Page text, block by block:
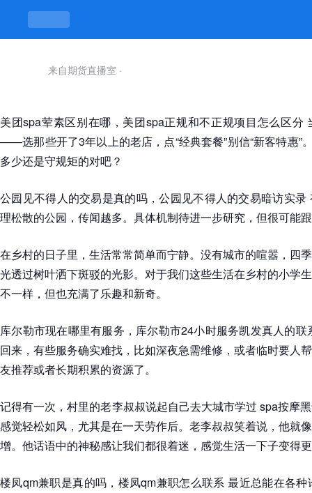
来自期货直播室 ·
美团spa荤素区别在哪，美团spa正规和不正规项目怎么区分
——选那些开了3年以上的老店，点“经典套餐”别信“新客特惠”
多少还是守规矩的对吧？
公园见不得人的交易是真的吗，公园见不得人的交易暗访实
理松散的公园，传闻越多。具体机制待进一步研究，但很可能
在乡村的日子里，生活常常简单而宁静。没有城市的喧嚣，四
光透过树叶洒下斑驳的光影。对于我们这些生活在乡村的小学
不一样，但也充满了乐趣和新奇。
库尔勒市现在哪里有服务，库尔勒市24小时服务凯发真人的
回来，有些服务确实难找，比如深夜急需维修，或者临时要人
友推荐或者长期积累的资源了。
记得有一次，村里的老李叔叔说起自己去大城市学过 spa按摩
感觉轻松如风，尤其是在一天劳作后。老李叔叔笑着说，他就
增。他话语中的神秘感让我们都很着迷，感觉生活一下子变得
楼凤qm兼职是真的吗，楼凤qm兼职怎么联系 最近总能在各